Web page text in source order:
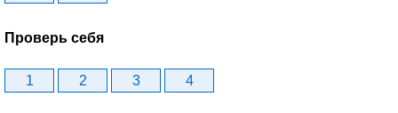
Проверь себя
1 2 3 4